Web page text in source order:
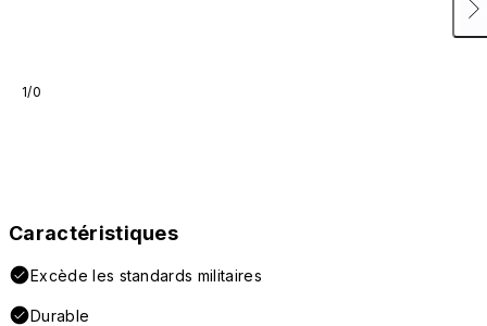
1/0
Caractéristiques
Excède les standards militaires
Durable